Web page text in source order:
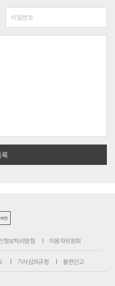
전
정보처리방침 이용자위원회
기사심의규정 불편신고